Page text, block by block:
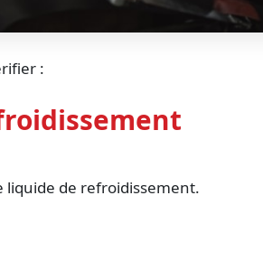
:
liquide de refroidissement.